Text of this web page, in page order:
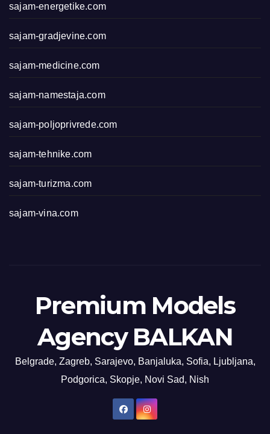
sajam-energetike.com
sajam-gradjevine.com
sajam-medicine.com
sajam-namestaja.com
sajam-poljoprivrede.com
sajam-tehnike.com
sajam-turizma.com
sajam-vina.com
Premium Models
Agency BALKAN
Belgrade, Zagreb, Sarajevo, Banjaluka, Sofia, Ljubljana,
Podgorica, Skopje, Novi Sad, Nish